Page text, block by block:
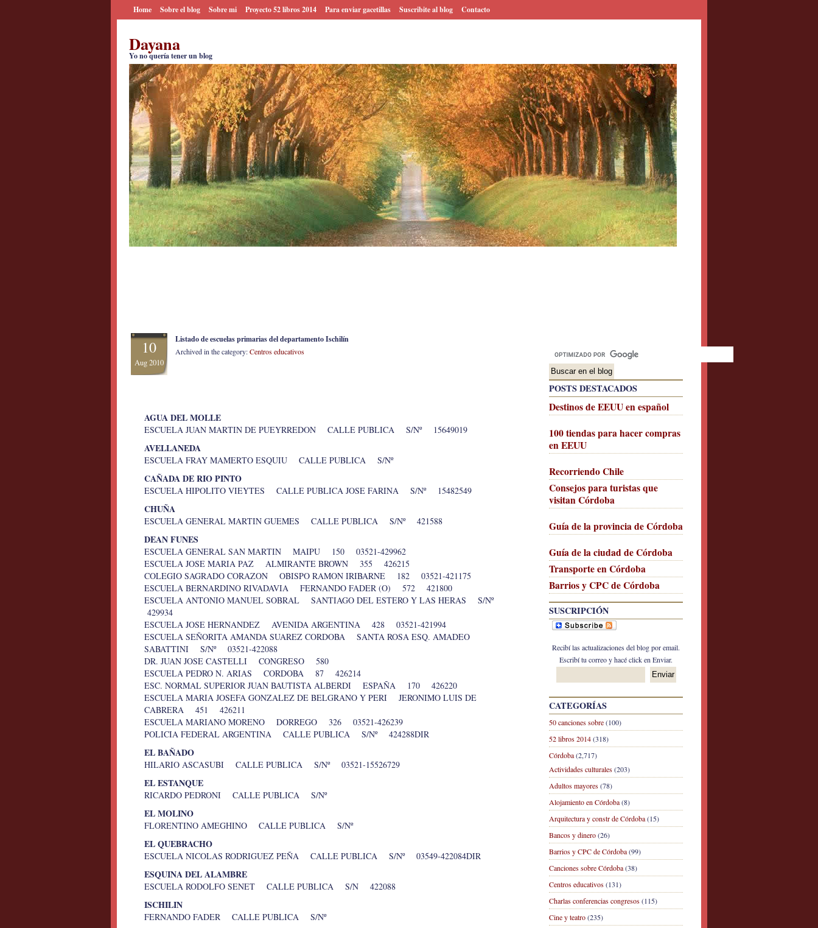
Home Sobre el blog Sobre mi Proyecto 52 libros 2014 Para enviar gacetillas Suscribite al blog Contacto
Dayana
Yo no quería tener un blog
POSTS DESTACADOS
Destinos de EEUU en español
100 tiendas para hacer compras
en EEUU
Recorriendo Chile
Consejos para turistas que
visitan Córdoba
Guía de la provincia de Córdoba
Guía de la ciudad de Córdoba
Transporte en Córdoba
Barrios y CPC de Córdoba
SUSCRIPCIÓN
Recibí las actualizaciones del blog por email.
Escribí tu correo y hacé click en Enviar.
CATEGORÍAS
50 canciones sobre(100)
52 libros 2014(318)
Córdoba(2,717)
Actividades culturales(203)
Adultos mayores(78)
Alojamiento en Córdoba(8)
Arquitectura y constr de Córdoba(15)
Bancos y dinero(26)
Barrios y CPC de Córdoba(99)
Canciones sobre Córdoba(38)
Centros educativos(131)
Charlas conferencias congresos(115)
Cine y teatro(235)
10
Aug 2010
Listado de escuelas primarias del departamento Ischilín
Archived in the category:Centros educativos
AGUA DEL MOLLE
ESCUELA JUAN MARTIN DE PUEYRREDON CALLE PUBLICA S/Nº 15649019
AVELLANEDA
ESCUELA FRAY MAMERTO ESQUIU CALLE PUBLICA S/Nº
CAÑADA DE RIO PINTO
ESCUELA HIPOLITO VIEYTES CALLE PUBLICA JOSE FARINA S/Nº 15482549
CHUÑA
ESCUELA GENERAL MARTIN GUEMES CALLE PUBLICA S/Nº 421588
DEAN FUNES
ESCUELA GENERAL SAN MARTIN MAIPU 150 03521-429962
ESCUELA JOSE MARIA PAZ ALMIRANTE BROWN 355 426215
COLEGIO SAGRADO CORAZON OBISPO RAMON IRIBARNE 182 03521-421175
ESCUELA BERNARDINO RIVADAVIA FERNANDO FADER (O) 572 421800
ESCUELA ANTONIO MANUEL SOBRAL SANTIAGO DEL ESTERO Y LAS HERAS S/Nº
429934
ESCUELA JOSE HERNANDEZ AVENIDA ARGENTINA 428 03521-421994
ESCUELA SEÑORITA AMANDA SUAREZ CORDOBA SANTA ROSA ESQ. AMADEO
SABATTINI S/Nº 03521-422088
DR. JUAN JOSE CASTELLI CONGRESO 580
ESCUELA PEDRO N. ARIAS CORDOBA 87 426214
ESC. NORMAL SUPERIOR JUAN BAUTISTA ALBERDI ESPAÑA 170 426220
ESCUELA MARIA JOSEFA GONZALEZ DE BELGRANO Y PERI JERONIMO LUIS DE
CABRERA 451 426211
ESCUELA MARIANO MORENO DORREGO 326 03521-426239
POLICIA FEDERAL ARGENTINA CALLE PUBLICA S/Nº 424288DIR
EL BAÑADO
HILARIO ASCASUBI CALLE PUBLICA S/Nº 03521-15526729
EL ESTANQUE
RICARDO PEDRONI CALLE PUBLICA S/Nº
EL MOLINO
FLORENTINO AMEGHINO CALLE PUBLICA S/Nº
EL QUEBRACHO
ESCUELA NICOLAS RODRIGUEZ PEÑA CALLE PUBLICA S/Nº 03549-422084DIR
ESQUINA DEL ALAMBRE
ESCUELA RODOLFO SENET CALLE PUBLICA S/N 422088
ISCHILIN
FERNANDO FADER CALLE PUBLICA S/Nº